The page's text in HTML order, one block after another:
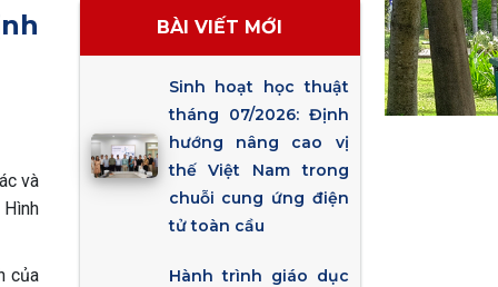
và
của
BÀI VIẾT MỚI
Sinh hoạt học thuật
tháng 07/2026: Định
hướng nâng cao vị
thế Việt Nam trong
chuỗi cung ứng điện
tử toàn cầu
Hành trình giáo dục